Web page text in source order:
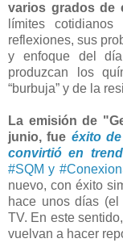
varios grados de
límites
reflexiones, sus
y enfoque del
produzcan los
“burbuja” y de la
La emisión de
junio, fue éxito
convirtió en
#SQM y
nuevo, con éxito
hace unos días
TV. En este
vuelvan a hacer